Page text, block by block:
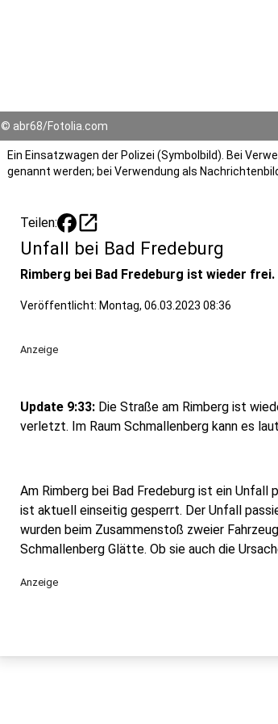
© abr68/Fotolia.com
Ein Einsatzwagen der Polizei (Symbolbild). Bei
genannt werden; bei Verwendung als
Teilen: open_in_new
Unfall bei Bad Fredeburg
Rimberg bei Bad Fredeburg ist wieder frei.
Veröffentlicht: Montag, 06.03.2023 08:36
Anzeige
Update 9:33: Die Straße am Rimberg ist
verletzt. Im Raum Schmallenberg kann es
Am Rimberg bei Bad Fredeburg ist ein
ist aktuell einseitig gesperrt. Der Unfall
wurden beim Zusammenstoß zweier
Schmallenberg Glätte. Ob sie auch die
Anzeige